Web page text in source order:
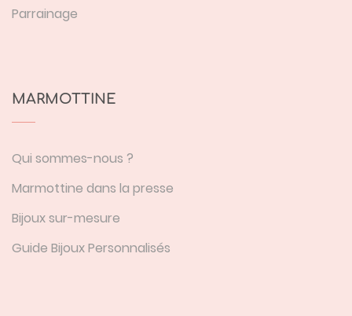
Parrainage
MARMOTTINE
Qui sommes-nous ?
Marmottine dans la presse
Bijoux sur-mesure
Guide Bijoux Personnalisés